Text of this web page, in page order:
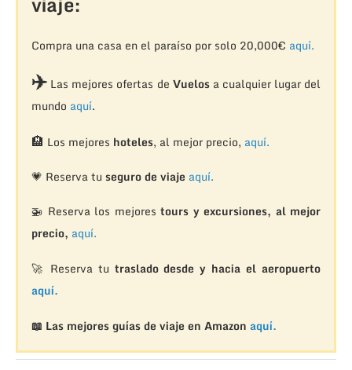
Compra una casa en el paraíso por solo 20,000€ aquí.
✈️Las mejores ofertas de Vuelosa cualquier lugar del
mundo aquí.
🏨 Los mejores hoteles, al mejor precio, aquí.
💗 Reserva tu seguro de viaje aquí.
🚁 Reserva los mejorestours y excursiones, al mejor
precio, aquí.
🚀 Reserva tu traslado desde y hacia el aeropuerto
aquí.
📖 Las mejores guías de viaje en Amazon aquí.